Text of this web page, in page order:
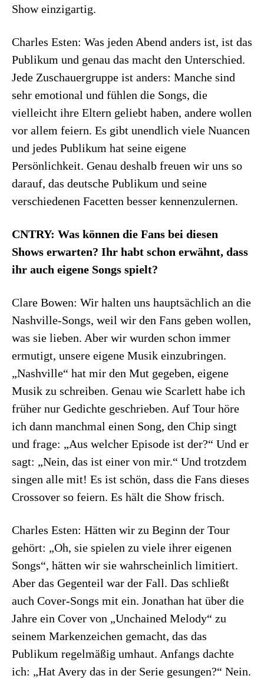
Show einzigartig.
Charles Esten: Was jeden Abend anders ist, ist das
Publikum und genau das macht den Unterschied.
Jede Zuschauergruppe ist anders: Manche sind
sehr emotional und fühlen die Songs, die
vielleicht ihre Eltern geliebt haben, andere wollen
vor allem feiern. Es gibt unendlich viele Nuancen
und jedes Publikum hat seine eigene
Persönlichkeit. Genau deshalb freuen wir uns so
darauf, das deutsche Publikum und seine
verschiedenen Facetten besser kennenzulernen.
CNTRY: Was können die Fans bei diesen
Shows erwarten? Ihr habt schon erwähnt, dass
ihr auch eigene Songs spielt?
Clare Bowen: Wir halten uns hauptsächlich an die
Nashville-Songs, weil wir den Fans geben wollen,
was sie lieben. Aber wir wurden schon immer
ermutigt, unsere eigene Musik einzubringen.
„Nashville“ hat mir den Mut gegeben, eigene
Musik zu schreiben. Genau wie Scarlett habe ich
früher nur Gedichte geschrieben. Auf Tour höre
ich dann manchmal einen Song, den Chip singt
und frage: „Aus welcher Episode ist der?“ Und er
sagt: „Nein, das ist einer von mir.“ Und trotzdem
singen alle mit! Es ist schön, dass die Fans dieses
Crossover so feiern. Es hält die Show frisch.
Charles Esten: Hätten wir zu Beginn der Tour
gehört: „Oh, sie spielen zu viele ihrer eigenen
Songs“, hätten wir sie wahrscheinlich limitiert.
Aber das Gegenteil war der Fall. Das schließt
auch Cover-Songs mit ein. Jonathan hat über die
Jahre ein Cover von „Unchained Melody“ zu
seinem Markenzeichen gemacht, das das
Publikum regelmäßig umhaut. Anfangs dachte
ich: „Hat Avery das in der Serie gesungen?“ Nein.